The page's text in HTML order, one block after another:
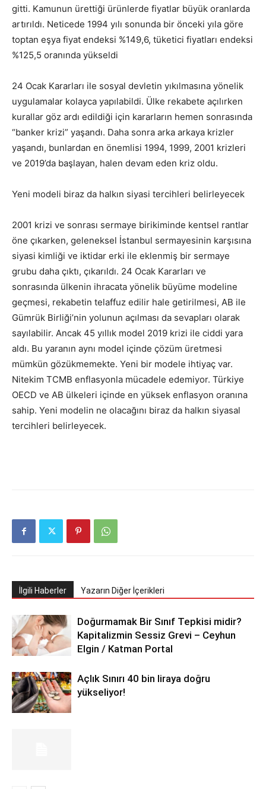
gitti. Kamunun ürettiği ürünlerde fiyatlar büyük oranlarda
artırıldı. Neticede 1994 yılı sonunda bir önceki yıla göre
toptan eşya fiyat endeksi %149,6, tüketici fiyatları en­deksi
%125,5 oranında yükseldi
24 Ocak Kararları ile sosyal devletin yıkılmasına yönelik
uygulamalar kolayca yapılabildi. Ülke rekabete açılırken
kurallar göz ardı edildiği için kararların hemen sonrasında
“banker krizi” yaşandı. Daha sonra arka arkaya krizler
yaşandı, bunlardan en önemlisi 1994, 1999, 2001 krizleri
ve 2019’da başlayan, halen devam eden kriz oldu.
Yeni modeli biraz da halkın siyasi tercihleri belirleyecek
2001 krizi ve sonrası sermaye birikiminde kentsel rantlar
öne çıkarken, geleneksel İstanbul sermayesinin karşısına
siyasi kimliği ve iktidar erki ile eklenmiş bir sermaye
grubu daha çıktı, çıkarıldı. 24 Ocak Kararları ve
sonrasında ülkenin ihracata yönelik büyüme modeline
geçmesi, rekabetin telaffuz edilir hale getirilmesi, AB ile
Gümrük Birliği’nin yolunun açılması da sevapları olarak
sayılabilir. Ancak 45 yıllık model 2019 krizi ile ciddi yara
aldı. Bu yaranın aynı model içinde çözüm üretmesi
mümkün gözükmemekte. Yeni bir modele ihtiyaç var.
Nitekim TCMB enflasyonla mücadele edemiyor. Türkiye
OECD ve AB ülkeleri içinde en yüksek enflasyon oranına
sahip. Yeni modelin ne olacağını biraz da halkın siyasal
tercihleri belirleyecek.
İlgili Haberler Yazarın Diğer İçerikleri
Doğurmamak Bir Sınıf Tepkisi midir?
Kapitalizmin Sessiz Grevi – Ceyhun
Elgin / Katman Portal
Açlık Sınırı 40 bin liraya doğru
yükseliyor!